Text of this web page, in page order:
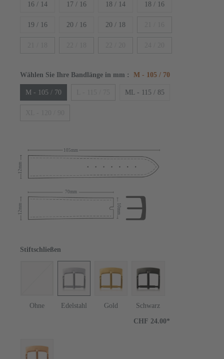
16 / 14 17 / 16 18 / 14 18 / 16
19 / 16 20 / 16 20 / 18
Wählen Sie Ihre Bandlänge in mm : M - 105 / 70
M - 105 / 70 ML - 115 / 85
105mm
12mm
12mm 10mm
70mm
Stiftschließen
Ohne Edelstahl Gold Schwarz
CHF 24.00*